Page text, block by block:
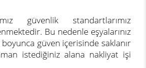
güvenlik standartlarımız
Bu nedenle eşyalarınız
güven içerisinde saklanır
istediğiniz alana nakliyat işi